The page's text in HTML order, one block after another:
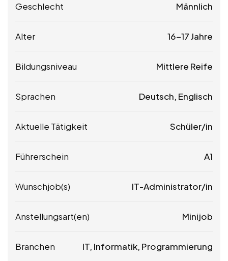
Geschlecht Männlich
Alter 16-17 Jahre
Bildungsniveau Mittlere Reife
Sprachen Deutsch, Englisch
Aktuelle Tätigkeit Schüler/in
Führerschein A1
Wunschjob(s) IT-Administrator/in
Anstellungsart(en) Minijob
Branchen IT, Informatik, Programmierung